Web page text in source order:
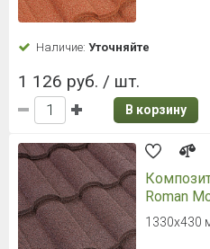
Наличие: Уточняйте
1 126 руб. / шт.
В корзину
Roman
1330х430